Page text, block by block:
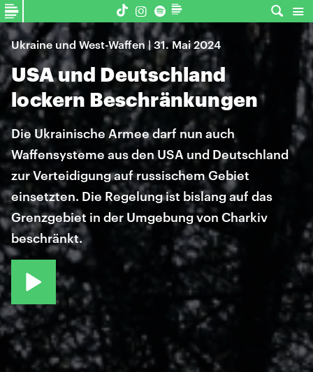
Ukraine und West-Waffen | 31. Mai 2024
USA und Deutschland
lockern Beschränkungen
Die Ukrainische Armee darf nun auch
Waffensysteme aus den USA und Deutschland
zur Verteidigung auf russischem Gebiet
einsetzten. Die Regelung ist bislang auf das
Grenzgebiet in der Umgebung von Charkiv
beschränkt.